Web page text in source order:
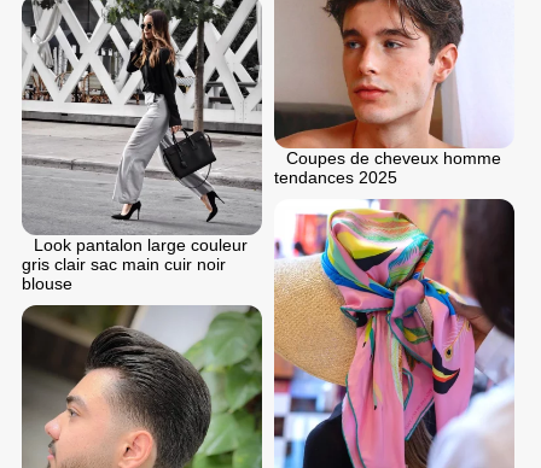
Coupes de cheveux homme
tendances 2025
Look pantalon large couleur
gris clair sac main cuir noir
blouse